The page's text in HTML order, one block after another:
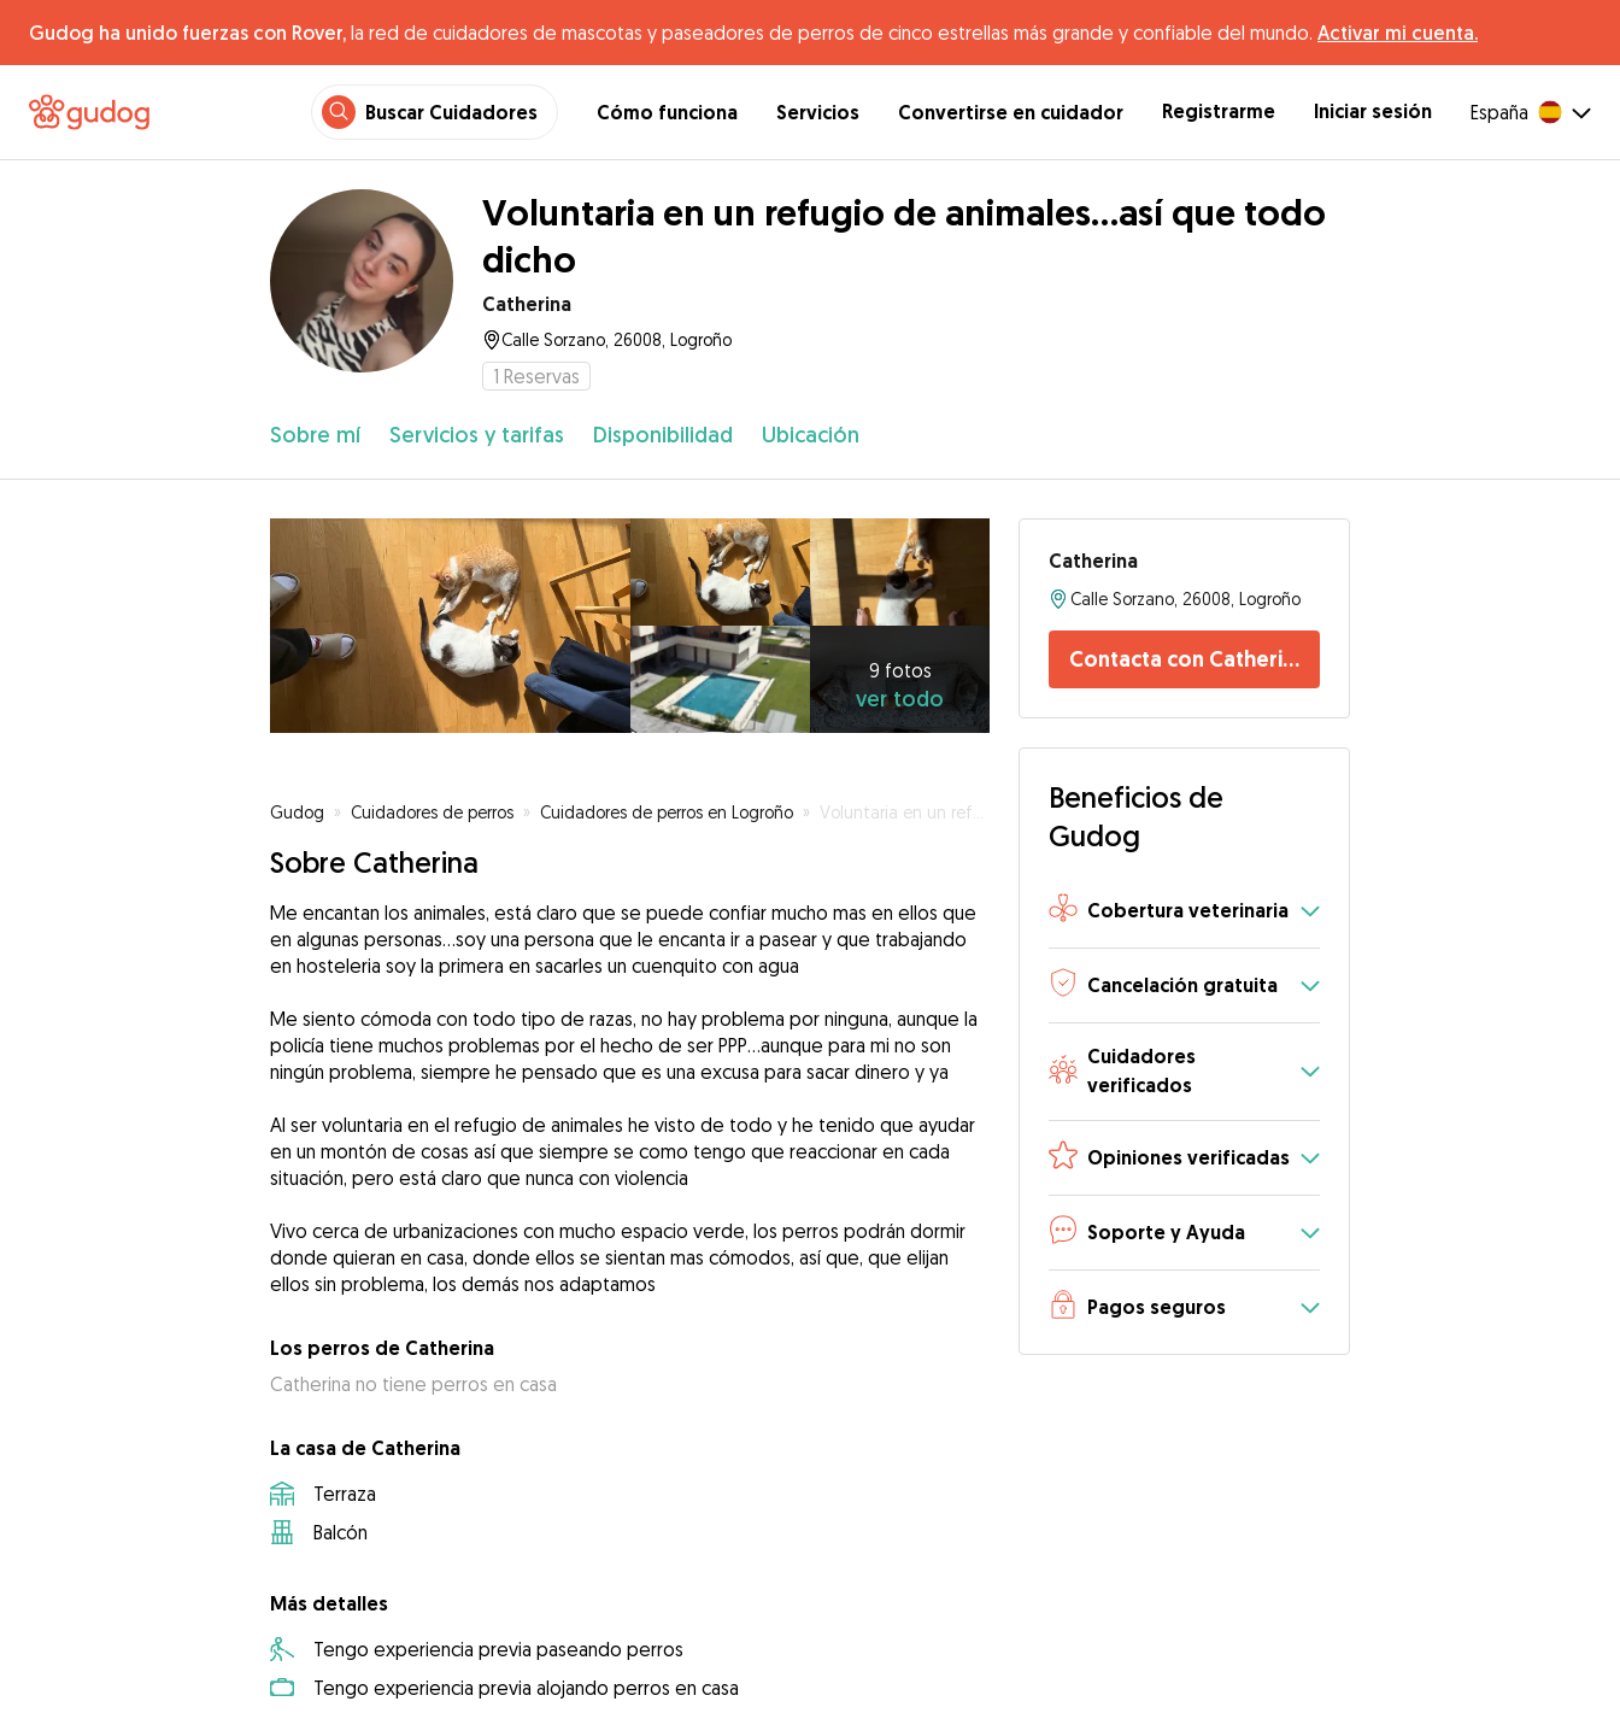
Gudog ha unido fuerzas con Rover, la red de cuidadores de mascotas y paseadores de perros de cinco estrellas más grande y confiable del mundo. Activar mi cuenta.
Buscar Cuidadores Cómo funciona Servicios Convertirse en cuidador Registrarme Iniciar sesión España
Voluntaria en un refugio de animales…así que todo
dicho
Catherina
Calle Sorzano, 26008, Logroño
1 Reservas
Sobre mí Servicios y tarifas Disponibilidad Ubicación
9 fotos
ver todo
Gudog » Cuidadores de perros » Cuidadores de perros en Logroño » Voluntaria en un refugio de animales…así que todo dicho
Sobre Catherina
Me encantan los animales, está claro que se puede confiar mucho mas en ellos que
en algunas personas…soy una persona que le encanta ir a pasear y que trabajando
en hosteleria soy la primera en sacarles un cuenquito con agua
Me siento cómoda con todo tipo de razas, no hay problema por ninguna, aunque la
policía tiene muchos problemas por el hecho de ser PPP…aunque para mi no son
ningún problema, siempre he pensado que es una excusa para sacar dinero y ya
Al ser voluntaria en el refugio de animales he visto de todo y he tenido que ayudar
en un montón de cosas así que siempre se como tengo que reaccionar en cada
situación, pero está claro que nunca con violencia
Vivo cerca de urbanizaciones con mucho espacio verde, los perros podrán dormir
donde quieran en casa, donde ellos se sientan mas cómodos, así que, que elijan
ellos sin problema, los demás nos adaptamos
Los perros de Catherina
Catherina no tiene perros en casa
La casa de Catherina
Terraza
Balcón
Más detalles
Tengo experiencia previa paseando perros
Tengo experiencia previa alojando perros en casa
Catherina
Calle Sorzano, 26008, Logroño
Contacta con Catherina
Beneficios de
Gudog
Cobertura veterinaria
Cancelación gratuita
Cuidadores
verificados
Opiniones verificadas
Soporte y Ayuda
Pagos seguros